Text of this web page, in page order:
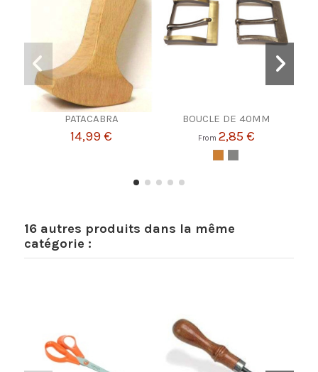
PATACABRA
14,99 €
BOUCLE DE 40MM
From2,85 €
16 autres produits dans la même
catégorie :